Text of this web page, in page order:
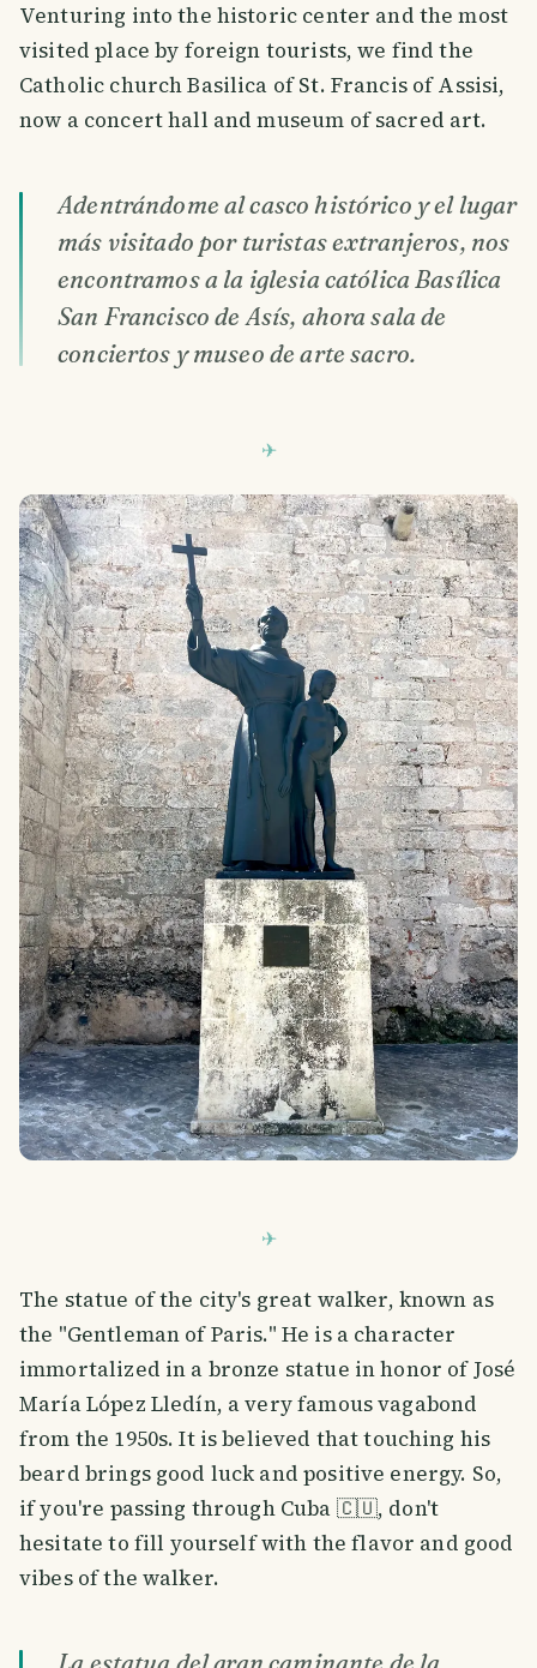
Venturing into the historic center and the most
visited place by foreign tourists, we find the
Catholic church Basilica of St. Francis of Assisi,
now a concert hall and museum of sacred art.
Adentrándome al casco histórico y el lugar
más visitado por turistas extranjeros, nos
encontramos a la iglesia católica Basílica
San Francisco de Asís, ahora sala de
conciertos y museo de arte sacro.
The statue of the city's great walker, known as
the "Gentleman of Paris." He is a character
immortalized in a bronze statue in honor of José
María López Lledín, a very famous vagabond
from the 1950s. It is believed that touching his
beard brings good luck and positive energy. So,
if you're passing through Cuba 🇨🇺, don't
hesitate to fill yourself with the flavor and good
vibes of the walker.